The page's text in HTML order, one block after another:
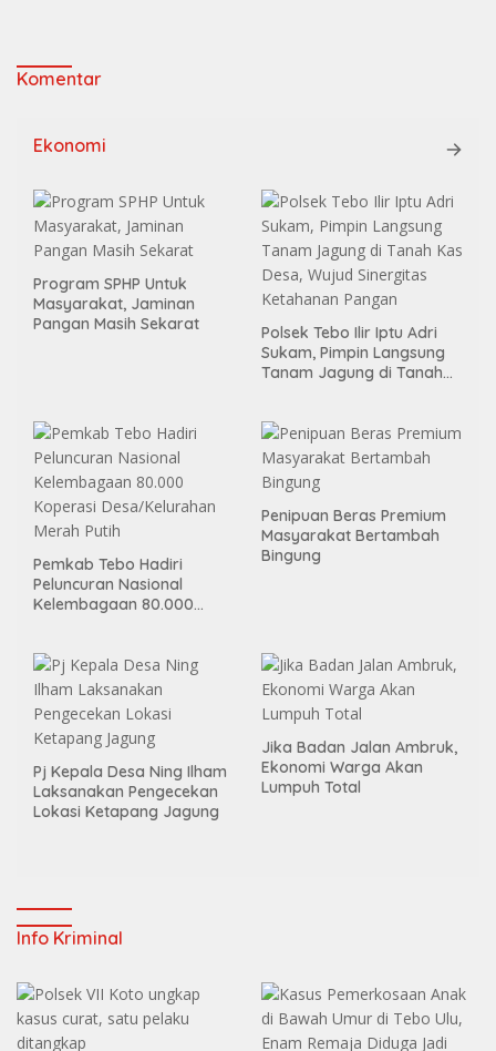
Komentar
Ekonomi
Program SPHP Untuk
Masyarakat, Jaminan
Pangan Masih Sekarat
Polsek Tebo Ilir Iptu Adri
Sukam, Pimpin Langsung
Tanam Jagung di Tanah
Pemkab Tebo Hadiri
Peluncuran Nasional
Kelembagaan 80.000
Penipuan Beras Premium
Masyarakat Bertambah
Bingung
Pj Kepala Desa Ning Ilham
Laksanakan Pengecekan
Lokasi Ketapang Jagung
Jika Badan Jalan Ambruk,
Ekonomi Warga Akan
Lumpuh Total
Info Kriminal